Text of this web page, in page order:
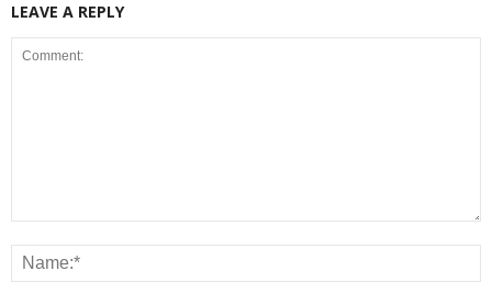
LEAVE A REPLY